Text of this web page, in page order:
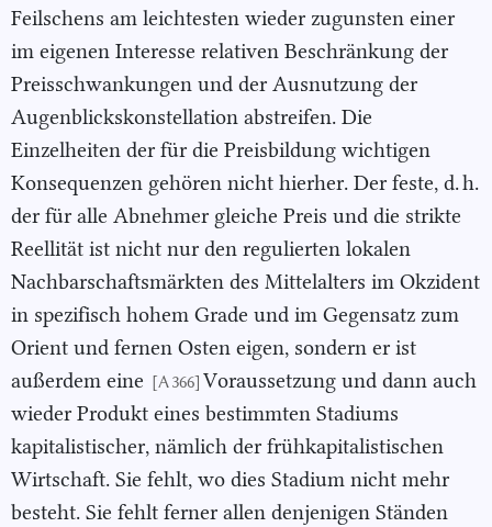
Feilschens am leichtesten wieder zugunsten einer
im eigenen Interesse relativen Beschränkung der
Preisschwankungen und der Ausnutzung der
Augenblickskonstellation abstreifen. Die
Einzelheiten der für die Preisbildung wichtigen
Konsequenzen gehören nicht hierher. Der feste, d. h.
der für alle Abnehmer gleiche Preis und die strikte
Reellität ist nicht nur den regulierten lokalen
Nachbarschaftsmärkten des Mittelalters im Okzident
in spezifisch hohem Grade und im Gegensatz zum
Orient und fernen Osten eigen, sondern er ist
außerdem eine [A 366] Voraussetzung und dann auch
wieder Produkt eines bestimmten Stadiums
kapitalistischer, nämlich der frühkapitalistischen
Wirtschaft. Sie fehlt, wo dies Stadium nicht mehr
besteht. Sie fehlt ferner allen denjenigen Ständen